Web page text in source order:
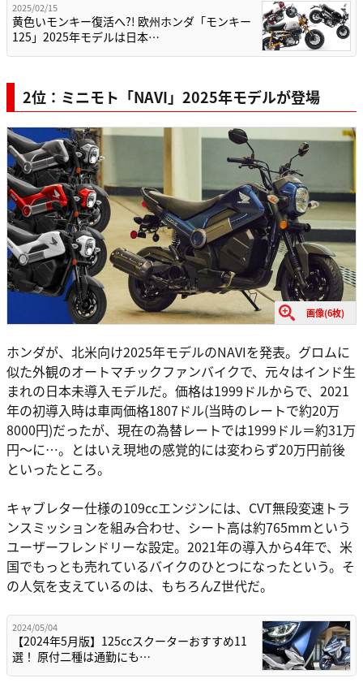
2025/02/15
黄色いモンキー復活へ?! 欧州ホンダ「モンキー
125」2025年モデルは日本…
2位：ミニモト「NAVI」2025年モデルが登場
画像(6枚)
ホンダが、北米向け2025年モデルのNAVIを発表。グロムに
似た外観のオートマチックファンバイクで、元々はインド生
まれの日本未導入モデルだ。価格は1999ドルからで、2021
年の初導入時は車両価格1807ドル(当時のレートで約20万
8000円)だったが、現在の為替レートでは1999ドル＝約31万
円～に…。とはいえ現地の感覚的には変わらず20万円前後
といったところ。
キャブレター仕様の109ccエンジンには、CVT無段変速トラ
ンスミッションを組み合わせ、シート高は約765mmという
ユーザーフレンドリーな設定。2021年の導入から4年で、米
国でもっとも売れているバイクのひとつになったという。そ
の人気を支えているのは、もちろんZ世代だ。
2024/05/04
【2024年5月版】125ccスクーターおすすめ11
選！ 原付二種は通勤にも…